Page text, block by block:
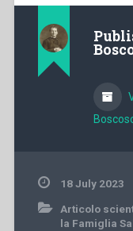
18 July 2023
Articolo
la Famiglia